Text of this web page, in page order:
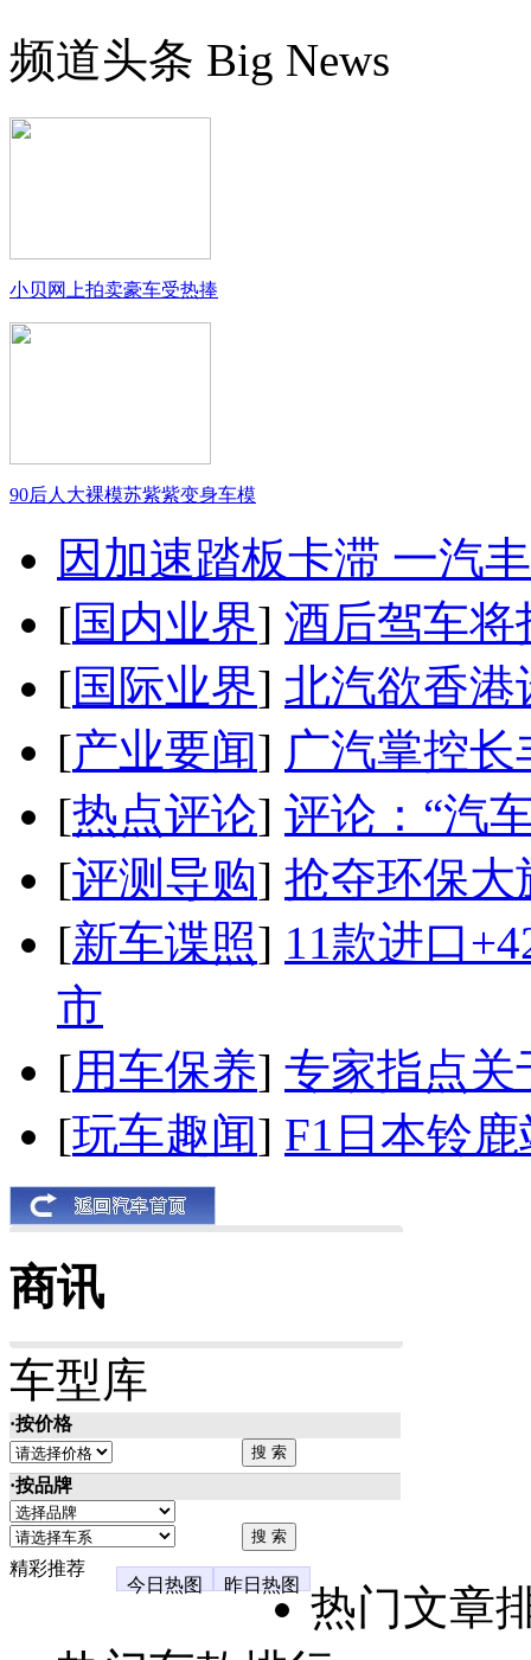
频道头条 Big News
小贝网上拍卖豪车受热捧
90后人大裸模苏紫紫变身车模
因加速踏板卡滞 一汽
[国内业界] 酒后驾车将
[国际业界] 北汽欲香港
[产业要闻] 广汽掌控
[热点评论] 评论：“汽
[评测导购] 抢夺环保大
[新车谍照] 11款进口
市
[用车保养] 专家指点关
[玩车趣闻] F1日本铃
商讯
车型库
·按价格
·按品牌
精彩推荐
今日热图
昨日热图 热门文章